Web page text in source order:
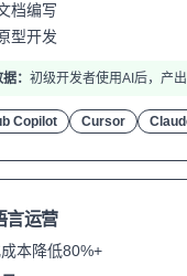
档编写
型开发
： 初级开发者使用AI后，产
Copilot Cursor
言运营
本降低80%+